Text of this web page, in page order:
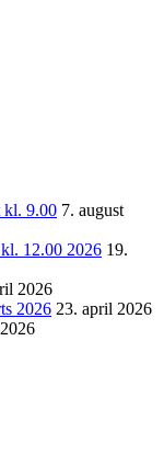
kl. 9.00 7. august
12.00 2026 19.
2026
2026 23. april 2026